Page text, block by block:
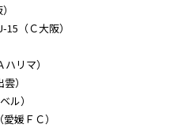
（Ｃ大阪）
リマ）
）
ル）
媛ＦＣ）